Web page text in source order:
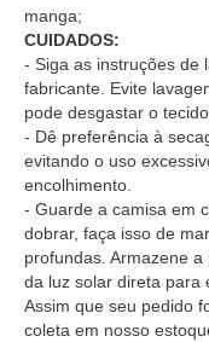
manga;
CUIDADOS:
- Siga as instruções de
fabricante. Evite
pode desgastar o
- Dê preferência à
evitando o uso
encolhimento.
- Guarde a camisa em
dobrar, faça isso de
profundas. Armazene
da luz solar direta para
Assim que seu pedido
coleta em nosso